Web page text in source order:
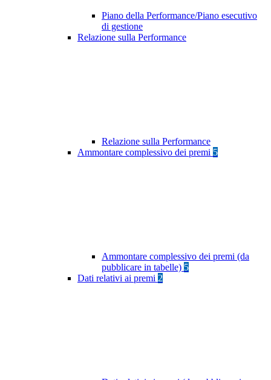
Piano della Performance/Piano esecutivo
di gestione
Relazione sulla Performance
Relazione sulla Performance
Ammontare complessivo dei premi 5
Ammontare complessivo dei premi (da
pubblicare in tabelle) 5
Dati relativi ai premi 2